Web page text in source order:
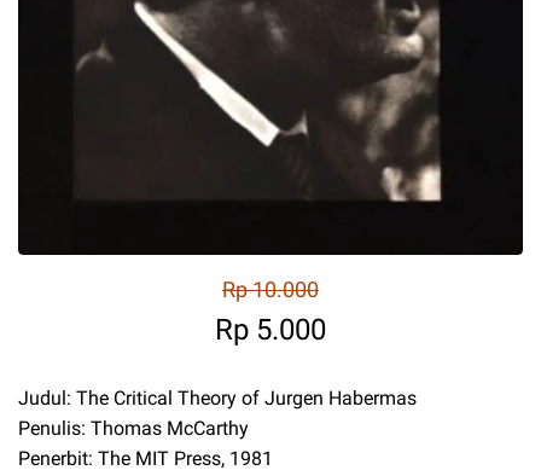
Rp 10.000
Rp 5.000
Judul: The Critical Theory of Jurgen Habermas
Penulis: Thomas McCarthy
Penerbit: The MIT Press, 1981